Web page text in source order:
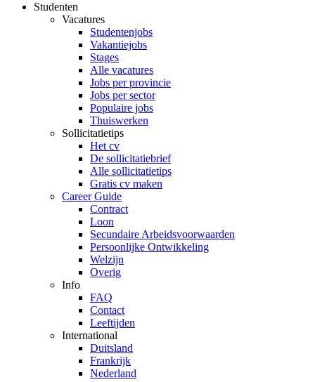
Studenten
Vacatures
Studentenjobs
Vakantiejobs
Stages
Alle vacatures
Jobs per provincie
Jobs per sector
Populaire jobs
Thuiswerken
Sollicitatietips
Het cv
De sollicitatiebrief
Alle sollicitatietips
Gratis cv maken
Career Guide
Contract
Loon
Secundaire Arbeidsvoorwaarden
Persoonlijke Ontwikkeling
Welzijn
Overig
Info
FAQ
Contact
Leeftijden
International
Duitsland
Frankrijk
Nederland